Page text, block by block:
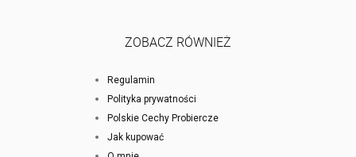
ZOBACZ RÓWNIEŻ
Regulamin
Polityka prywatności
Polskie Cechy Probiercze
Jak kupować